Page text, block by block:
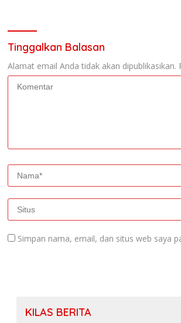
Tinggalkan Balasan
Alamat email Anda tidak akan dipublikasikan.
Simpan nama, email, dan situs web saya
KILAS BERITA